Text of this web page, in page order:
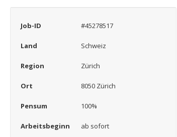
Job-ID #45278517
Land Schweiz
Region Zürich
Ort 8050 Zürich
Pensum 100%
Arbeitsbeginn ab sofort